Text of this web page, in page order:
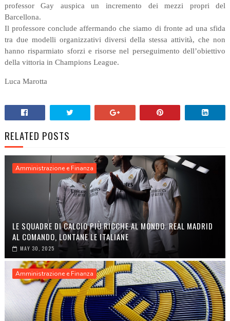
professor Gay auspica un incremento dei mezzi propri del
Barcellona.
Il professore conclude affermando che siamo di fronte ad una sfida
tra due modelli organizzativi diversi della stessa attività, che non
hanno risparmiato sforzi e risorse nel perseguimento dell’obiettivo
della vittoria in Champions League.
Luca Marotta
RELATED POSTS
Amministrazione e Finanza
LE SQUADRE DI CALCIO PIÙ RICCHE AL MONDO. REAL MADRID
AL COMANDO, LONTANE LE ITALIANE
MAY 30, 2025
Amministrazione e Finanza